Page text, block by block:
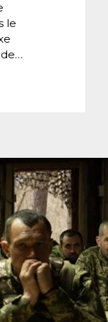
le